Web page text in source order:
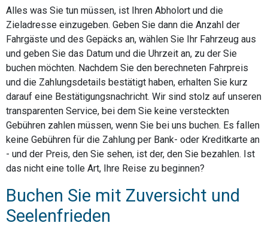
Alles was Sie tun müssen, ist Ihren Abholort und die
Zieladresse einzugeben. Geben Sie dann die Anzahl der
Fahrgäste und des Gepäcks an, wählen Sie Ihr Fahrzeug aus
und geben Sie das Datum und die Uhrzeit an, zu der Sie
buchen möchten. Nachdem Sie den berechneten Fahrpreis
und die Zahlungsdetails bestätigt haben, erhalten Sie kurz
darauf eine Bestätigungsnachricht. Wir sind stolz auf unseren
transparenten Service, bei dem Sie keine versteckten
Gebühren zahlen müssen, wenn Sie bei uns buchen. Es fallen
keine Gebühren für die Zahlung per Bank- oder Kreditkarte an
- und der Preis, den Sie sehen, ist der, den Sie bezahlen. Ist
das nicht eine tolle Art, Ihre Reise zu beginnen?
Buchen Sie mit Zuversicht und
Seelenfrieden